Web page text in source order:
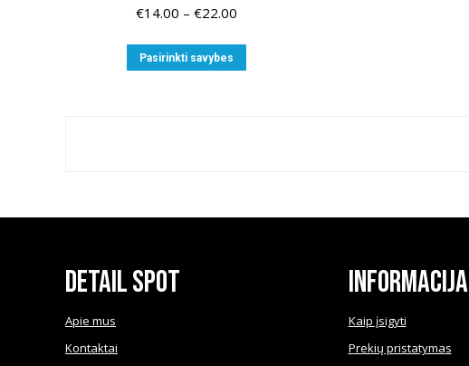
€14.00 – €22.00Price
€14.00
through
Pasirinkti savybes
product
chosen
Detail Spot
Apie mus
Kontaktai
Informacija
Kaip įsigyti
Prekių pristatymas